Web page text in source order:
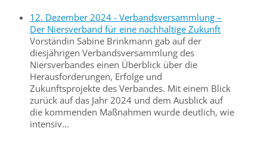
12. Dezember 2024 - Verbandsversammlung –
Der Niersverband für eine nachhaltige Zukunft
Vorständin Sabine Brinkmann gab auf der
diesjährigen Verbandsversammlung des
Niersverbandes einen Überblick über die
Herausforderungen, Erfolge und
Zukunftsprojekte des Verbandes. Mit einem Blick
zurück auf das Jahr 2024 und dem Ausblick auf
die kommenden Maßnahmen wurde deutlich, wie
intensiv...